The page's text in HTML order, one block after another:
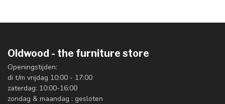
Oldwood - the furniture store
Openingstijden:
di t/m vrijdag 10:00 - 17:00
zaterdag: 10:00-16:00
zondag & maandag : gesloten